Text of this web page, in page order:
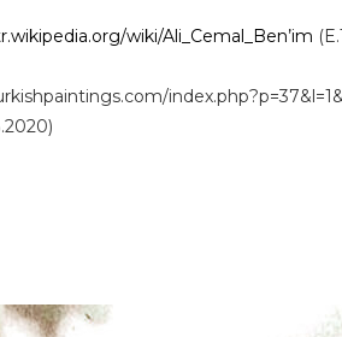
wiki/Ali_Cemal_Ben’im